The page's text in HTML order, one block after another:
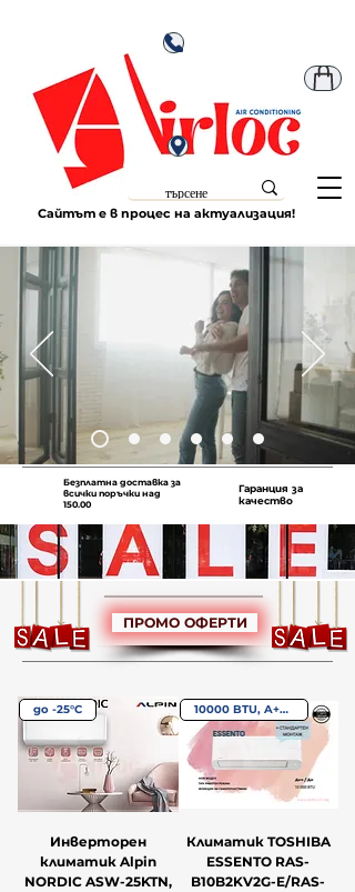
Сайтът е в процес на актуализация!
Безплатна доставка за
всички поръчки над
150.00
Гаранция за
качество
ПРОМО ОФЕРТИ
до -25°С
Инверторен
климатик Alpin
NORDIC ASW-25KTN,
10000 BTU, A++/A+
Климатик TOSHIBA
ESSENTO RAS-
B10B2KV2G-E/RAS-